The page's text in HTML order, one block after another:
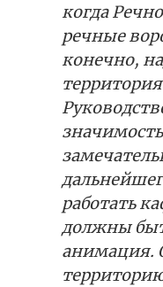
когда
речные
конечно,
работать
должны
анимация.